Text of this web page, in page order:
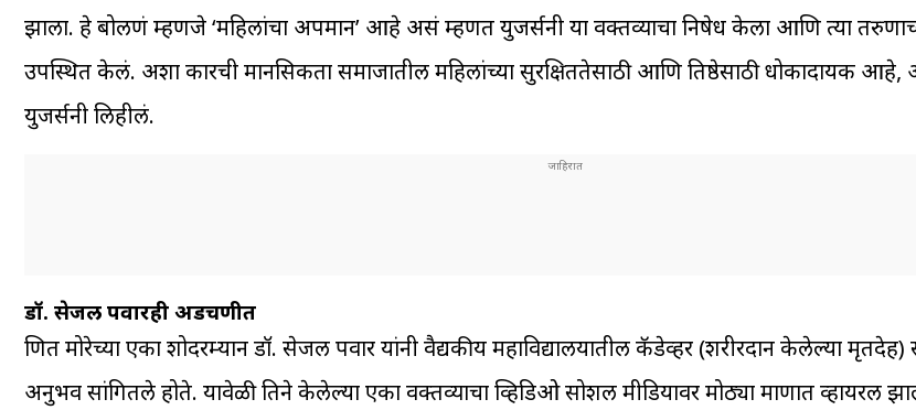
झाला. हे बोलणं म्हणजे ‘महिलांचा अपमान’ आहे असं म्हणत युजर्सनी या वक्तव्याचा निषेध केला आणि त्या तरुणाच्या
उपस्थित केलं. अशा प्रकारची मानसिकता समाजातील महिलांच्या सुरक्षिततेसाठी आणि प्रतिष्ठेसाठी धोकादायक
युजर्सनी लिहीलं.
डॉ. सेजल पवारही अडचणीत
प्रणित मोरेच्या एका शोदरम्यान डॉ. सेजल पवार यांनी वैद्यकीय महाविद्यालयातील कॅडेव्हर (शरीरदान केलेल्या
अनुभव सांगितले होते. यावेळी तिने केलेल्या एका वक्तव्याचा व्हिडिओ सोशल मीडियावर मोठ्या प्रमाणात व्हायरल